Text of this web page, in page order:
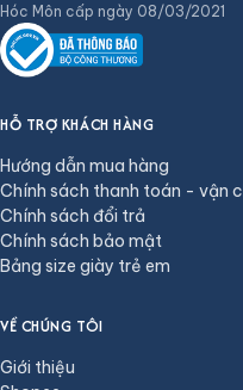
Hóc Môn cấp ngày 08/03/2021
HỖ TRỢ KHÁCH HÀNG
Hướng dẫn mua hàng
Chính sách thanh toán - vận
Chính sách đổi trả
Chính sách bảo mật
Bảng size giày trẻ em
VỀ CHÚNG TÔI
Giới thiệu